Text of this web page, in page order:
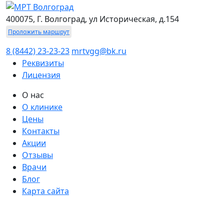
400075, Г. Волгоград, ул Историческая, д.154
Проложить маршрут
8 (8442) 23-23-23 mrtvgg@bk.ru
Реквизиты
Лицензия
О нас
О клинике
Цены
Контакты
Акции
Отзывы
Врачи
Блог
Карта сайта